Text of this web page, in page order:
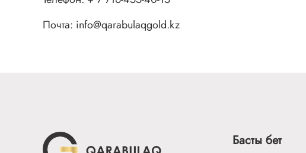
Почта: info@qarabulaqgold.kz
Басты бет